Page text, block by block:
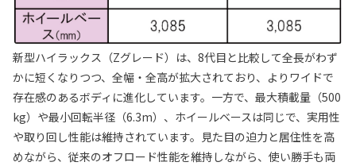
新型ハイラックス（Zグレード）は、8代目と比較して全長がわず
かに短くなりつつ、全幅・全高が拡大されており、よりワイドで
存在感のあるボディに進化しています。一方で、最大積載量（500
kg）や最小回転半径（6.3m）、ホイールベースは同じで、実用性
や取り回し性能は維持されています。見た目の迫力と居住性を高
めながら、従来のオフロード性能を維持しながら、使い勝手も両